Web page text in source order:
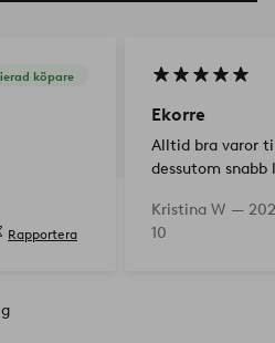
köpare
Rapportera
Ekorre
Alltid bra varor
dessutom snabb
Kristina W —
10